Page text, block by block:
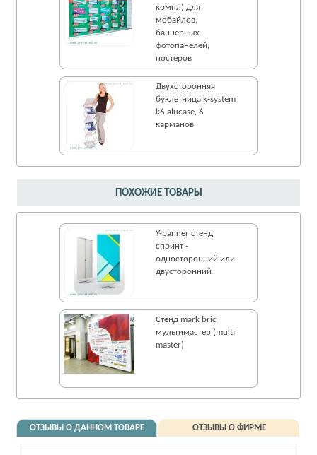
ПОХОЖИЕ ТОВАРЫ
Y-banner стенд
спринт -
односторонний или
двусторонний
Стенд mark bric
мультимастер (multi
master)
компл) для
мобайлов,
баннерных
фотопанелей,
постеров
Двухсторонняя
буклетница k-system
k6 alucase, 6
карманов
ОТЗЫВЫ О ДАННОМ ТОВАРЕ ОТЗЫВЫ О ФИРМЕ